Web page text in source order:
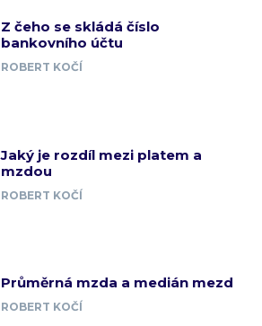
Z čeho se skládá číslo
bankovního účtu
ROBERT KOČÍ
Jaký je rozdíl mezi platem a
mzdou
ROBERT KOČÍ
Průměrná mzda a medián mezd
ROBERT KOČÍ